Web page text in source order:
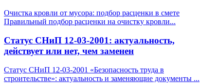
Очистка кровли от мусора: подбор расценки в смете
Правильный подбор расценки на очистку кровли...
Статус СНиП 12-03-2001: актуальность,
действует или нет, чем заменен
Статус СНиП 12-03-2001 «Безопасность труда в
строительстве»: актуальность и заменяющие документы ...